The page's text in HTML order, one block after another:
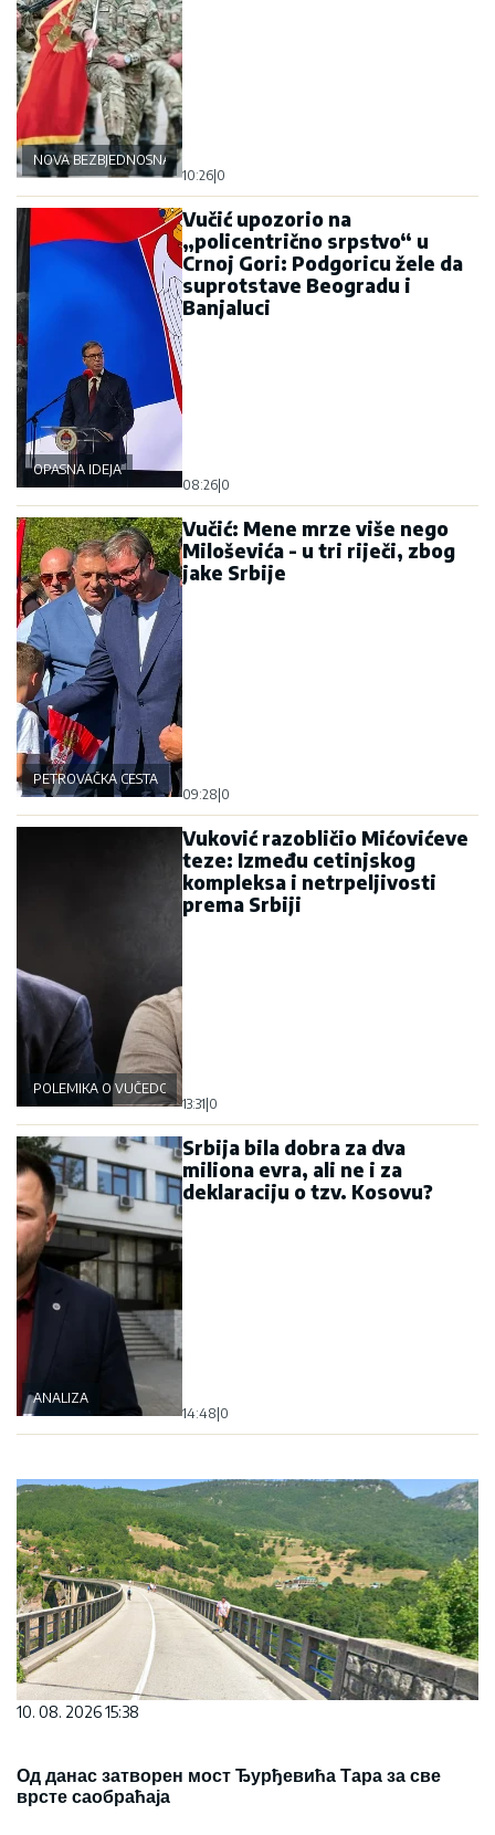
NOVA BEZBJEDNOSNA OSOVINA
10:26 0
OPASNA IDEJA
Vučić upozorio na
„policentrično srpstvo“ u
Crnoj Gori: Podgoricu žele da
suprotstave Beogradu i
Banjaluci
08:26 0
PETROVAČKA CESTA
Vučić: Mene mrze više nego
Miloševića - u tri riječi, zbog
jake Srbije
09:28 0
POLEMIKA O VUČEDOLSKOJ BICI
Vuković razobličio Mićovićeve
teze: Između cetinjskog
kompleksa i netrpeljivosti
prema Srbiji
13:31 0
ANALIZA
Srbija bila dobra za dva
miliona evra, ali ne i za
deklaraciju o tzv. Kosovu?
14:48 0
10. 08. 2026 15:38
Од данас затворен мост Ђурђевића Тара за све
врсте саобраћаја